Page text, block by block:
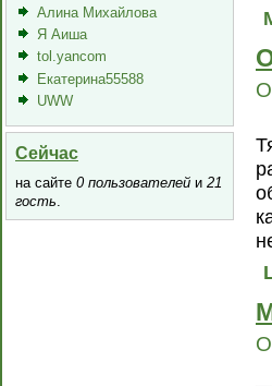
Алина Михайлова
Я Аиша
tol.yancom
Екатерина55588
UWW
Сейчас
на сайте 0 пользователей и 21
гость.